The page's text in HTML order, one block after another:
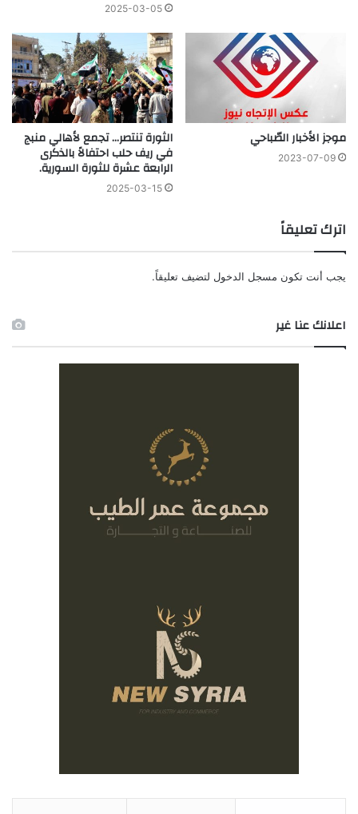
2025-03-05
موجز الأخبار الصّباحي
2023-07-09
الثورة تنتصر… تجمع لأهالي منبج
في ريف حلب احتفالاً بالذكرى
الرابعة عشرة للثورة السورية.
2025-03-15
اترك تعليقاً
يجب أنت تكون مسجل الدخول لتضيف تعليقاً.
اعلانك عنا غير